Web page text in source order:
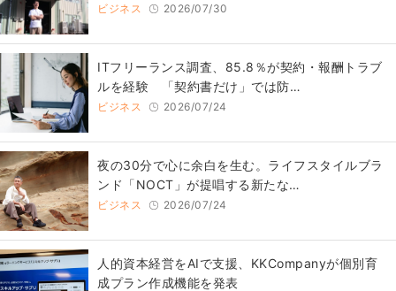
ビジネス 2026/07/30
ITフリーランス調査、85.8％が契約・報酬トラブ
ルを経験 「契約書だけ」では防…
ビジネス 2026/07/24
​夜の30分で心に余白を生む。ライフスタイルブラ
ンド「NOCT」が提唱する新たな…
ビジネス 2026/07/24
人的資本経営をAIで支援、KKCompanyが個別育
成プラン作成機能を発表